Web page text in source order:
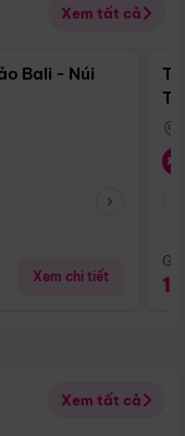
Xem tất cả
Điểm nổi bật
Bali - Núi
Xem chi tiết
Xem tất cả
Điểm nổi bật